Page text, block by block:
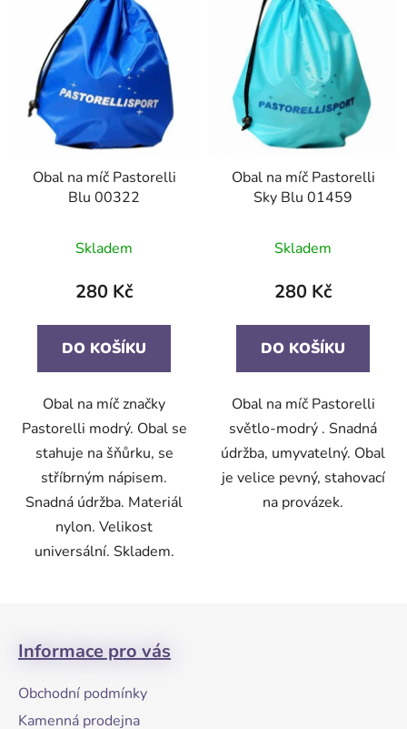
Obal na míč Pastorelli
Blu 00322
Skladem
280 Kč
DO KOŠÍKU
Obal na míč značky
Pastorelli modrý. Obal se
stahuje na šňůrku, se
stříbrným nápisem.
Snadná údržba. Materiál
nylon. Velikost
universální. Skladem.
Obal na míč Pastorelli
Sky Blu 01459
Skladem
280 Kč
DO KOŠÍKU
Obal na míč Pastorelli
světlo-modrý . Snadná
údržba, umyvatelný. Obal
je velice pevný, stahovací
na provázek.
Informace pro vás
Obchodní podmínky
Kamenná prodejna